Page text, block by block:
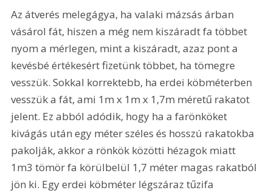
Az átverés melegágya, ha valaki mázsás árban
vásárol fát, hiszen a még nem kiszáradt fa többet
nyom a mérlegen, mint a kiszáradt, azaz pont a
kevésbé értékesért fizetünk többet, ha tömegre
vesszük. Sokkal korrektebb, ha erdei köbméterben
vesszük a fát, ami 1m x 1m x 1,7m méretű rakatot
jelent. Ez abból adódik, hogy ha a farönköket
kivágás után egy méter széles és hosszú rakatokba
pakolják, akkor a rönkök közötti hézagok miatt
1m3 tömör fa körülbelül 1,7 méter magas rakatból
jön ki. Egy erdei köbméter légszáraz tűzifa